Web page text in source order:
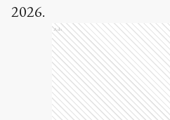
2026.
Ads